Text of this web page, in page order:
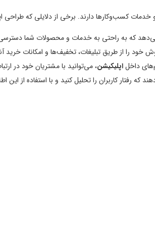
خدمات کسب‌وکارها دارند. برخی از دلایلی که
که به راحتی به خدمات و محصولات شما دسترسی
خود را از طریق تبلیغات، تخفیف‌ها و امکانات خرید
داخلاپلیکیشن، می‌توانید با مشتریان خود در
که رفتار کاربران را تحلیل کنید و با استفاده از